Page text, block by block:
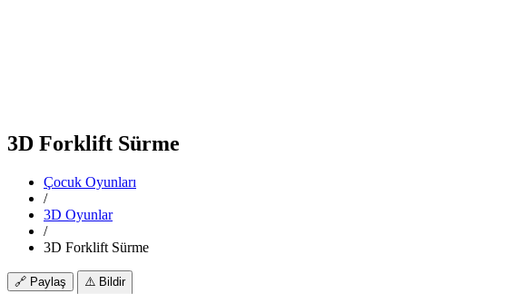
3D Forklift Sürme
Çocuk Oyunları
/
3D Oyunlar
/
3D Forklift Sürme
🔗 Paylaş ⚠️ Bildir